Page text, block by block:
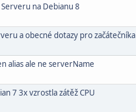
na Debianu 8
a obecné dotazy pro začátečníka
alias ale ne serverName
7 3x vzrostla zátěž CPU